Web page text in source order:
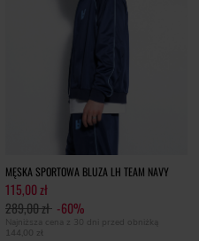
MĘSKA SPORTOWA BLUZA LH TEAM NAVY
115,00 zł
289,00 zł -60%
Najniższa cena z 30 dni przed obniżką
144,00 zł